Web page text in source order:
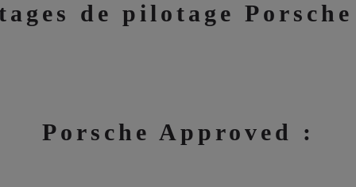
de pilotage
Porsche Approved :